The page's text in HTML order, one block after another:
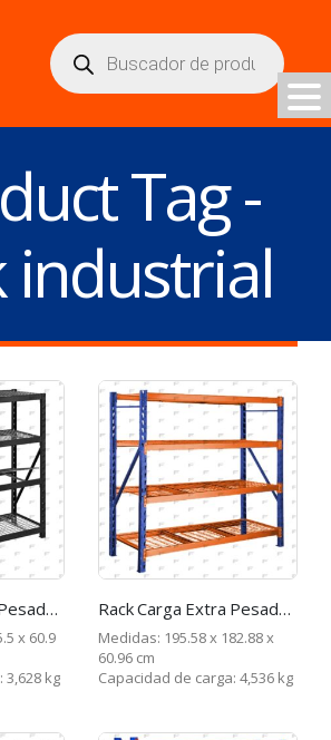
Búsqueda
de
productos
Tag -
industrial
Rack Carga Extra Pesada, Total carga 3,628K
x 60.9
3,628 kg
Rack Carga Extra Pesada, Total carga 4,536K
Medidas: 195.58 x 182.88 x
60.96 cm
Capacidad de carga: 4,536 kg